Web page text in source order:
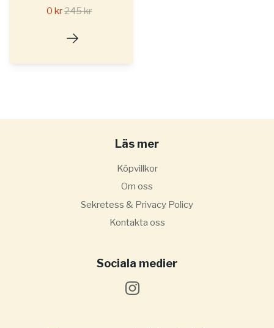
0 kr245 kr
Läs mer
Köpvillkor
Om oss
Sekretess & Privacy Policy
Kontakta oss
Sociala medier